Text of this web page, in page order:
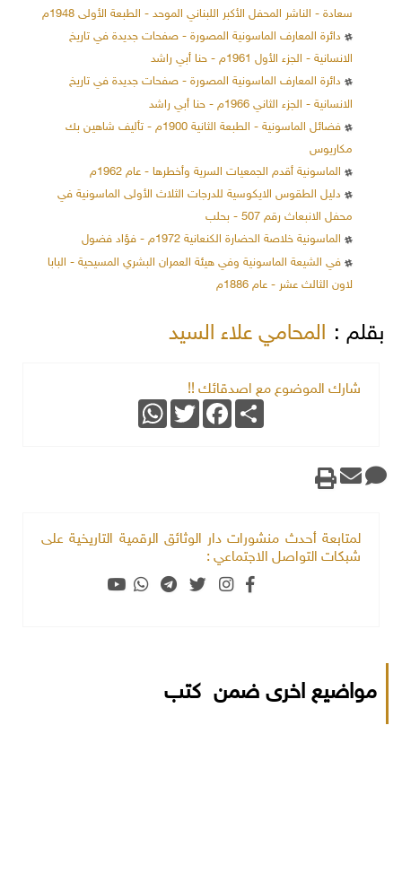
سعادة - الناشر المحفل الأكبر اللبناني الموحد - الطبعة الأولى 1948م
دائرة المعارف الماسونية المصورة - صفحات جديدة في تاريخ
الانسانية - الجزء الأول 1961م - حنا أبي راشد
دائرة المعارف الماسونية المصورة - صفحات جديدة في تاريخ
الانسانية - الجزء الثاني 1966م - حنا أبي راشد
فضائل الماسونية - الطبعة الثانية 1900م - تأليف شاهين بك
مكاريوس
الماسونية أقدم الجمعيات السرية وأخطرها - عام 1962م
دليل الطقوس الايكوسية للدرجات الثلاث الأولى الماسونية في
محفل الانبعاث رقم 507 - بحلب
الماسونية خلاصة الحضارة الكنعانية 1972م - فؤاد فضول
في الشيعة الماسونية وفي هيئة العمران البشري المسيحية - البابا
لاون الثالث عشر - عام 1886م
بقلم : المحامي علاء السيد
شارك الموضوع مع اصدقائك !!
Share
Facebook
Twitter
WhatsApp
لمتابعة أحدث منشورات دار الوثائق الرقمية التاريخية على
شبكات التواصل الاجتماعي :
مواضيع اخرى ضمن كتب